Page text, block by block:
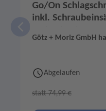
Go/On
inkl.
Götz + Moriz GmbH
Abgelaufen
statt 74,99 €